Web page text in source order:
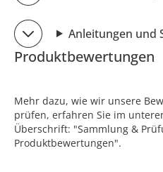
Anleitungen und
Produktbewertungen
Mehr dazu, wie wir unsere
prüfen, erfahren Sie im
Überschrift: "Sammlung &
Produktbewertungen".